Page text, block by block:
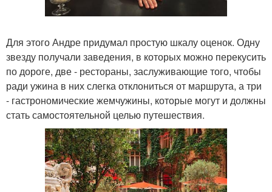
Для этого Андре придумал простую шкалу оценок. Одну
звезду получали заведения, в которых можно перекусить
по дороге, две - рестораны, заслуживающие того, чтобы
ради ужина в них слегка отклониться от маршрута, а три
- гастрономические жемчужины, которые могут и должны
стать самостоятельной целью путешествия.